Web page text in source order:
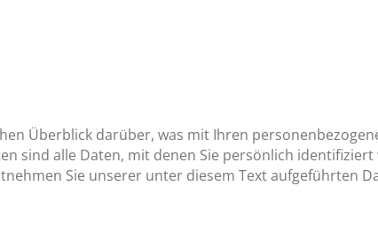
Überblick darüber, was mit Ihren
sind alle Daten, mit denen Sie persönlich
Sie unserer unter diesem Text aufgeführten